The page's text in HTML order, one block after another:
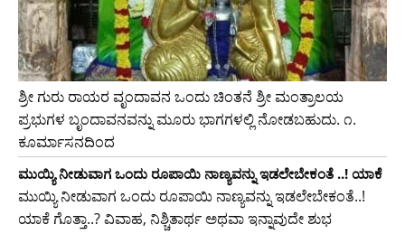
ಶ್ರೀ ಗುರು ರಾಯರ ವೃಂದಾವನ ಒಂದು ಚಿಂತನೆ ಶ್ರೀ ಮಂತ್ರಾಲಯ
ಪ್ರಭುಗಳ ಬೃಂದಾವನವನ್ನು ಮೂರು ಭಾಗಗಳಲ್ಲಿ ನೋಡಬಹುದು. ೧.
ಕೂರ್ಮಾಸನದಿಂದ
ಮುಯ್ಯಿ ನೀಡುವಾಗ ಒಂದು ರೂಪಾಯಿ ನಾಣ್ಯವನ್ನು ಇಡಲೇಬೇಕಂತೆ ..! ಯಾಕೆ
ಮುಯ್ಯಿ ನೀಡುವಾಗ ಒಂದು ರೂಪಾಯಿ ನಾಣ್ಯವನ್ನು ಇಡಲೇಬೇಕಂತೆ..!
ಯಾಕೆ ಗೊತ್ತಾ..? ವಿವಾಹ, ನಿಶ್ಚಿತಾರ್ಥ ಅಥವಾ ಇನ್ನಾವುದೇ ಶುಭ